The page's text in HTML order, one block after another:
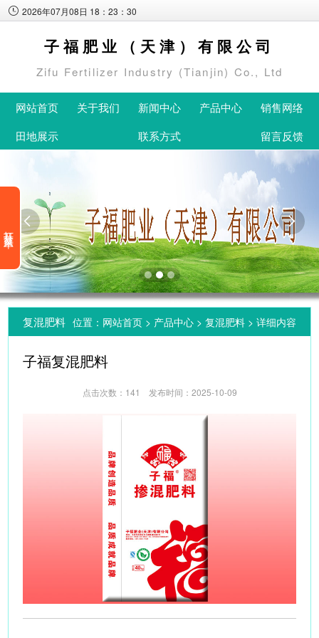
2026年07月08日 18：23：30
子福肥业（天津）有限公司
Zifu Fertilizer Industry (Tianjin) Co., Ltd
网站首页 关于我们 新闻中心 产品中心
销售网络
田地展示
联系方式 留言反馈
 
复混肥料 位置： 网站首页> 产品中心> 复混肥料> 详细内容
子福复混肥料
点击次数： 141 发布时间：2025-10-09